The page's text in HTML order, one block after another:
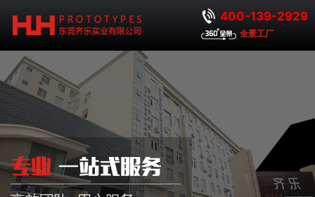
400-139-2929
全景工厂